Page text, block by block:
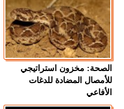
الصحة: مخزون استراتيجي
للأمصال المضادة للدغات
الأفاعي